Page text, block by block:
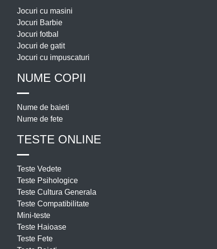
Jocuri cu masini
Jocuri Barbie
Jocuri fotbal
Jocuri de gatit
Jocuri cu impuscaturi
NUME COPII
Nume de baieti
Nume de fete
TESTE ONLINE
Teste Vedete
Teste Psihologice
Teste Cultura Generala
Teste Compatibilitate
Mini-teste
Teste Haioase
Teste Fete